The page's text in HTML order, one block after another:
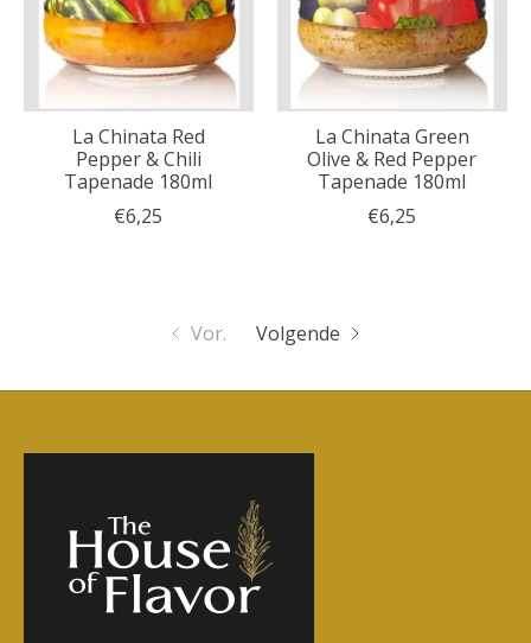
La Chinata Red
Pepper & Chili
Tapenade 180ml
€6,25
La Chinata Green
Olive & Red Pepper
Tapenade 180ml
€6,25
Vor. Volgende